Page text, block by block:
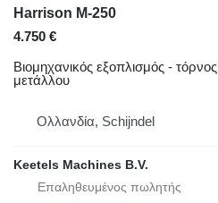
Harrison M-250
4.750 €
Βιομηχανικός εξοπλισμός -
μετάλλου
Ολλανδία, Schijndel
Keetels Machines B.V.